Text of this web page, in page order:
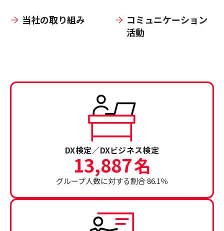
当社の取り組み
コミュニケーション
活動
DX検定／DXビジネス検定
13,887名
グループ人数に対する割合 86.1％